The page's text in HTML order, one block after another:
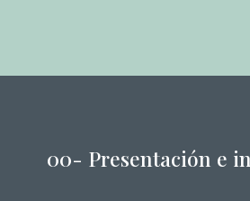
00- Presentación e